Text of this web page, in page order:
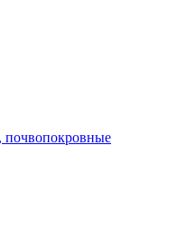
почвопокровные